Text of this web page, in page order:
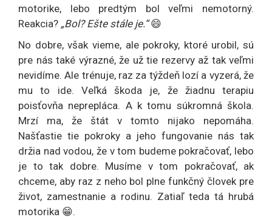
motorike, lebo predtým bol veľmi nemotorný.
Reakcia? „Bol? Ešte stále je.“😄
No dobre, však vieme, ale pokroky, ktoré urobil, sú
pre nás také výrazné, že už tie rezervy až tak veľmi
nevidíme. Ale trénuje, raz za týždeň lozí a vyzerá, že
mu to ide. Veľká škoda je, že žiadnu terapiu
poisťovňa neprepláca. A k tomu súkromná škola.
Mrzí ma, že štát v tomto nijako nepomáha.
Našťastie tie pokroky a jeho fungovanie nás tak
držia nad vodou, že v tom budeme pokračovať, lebo
je to tak dobre. Musíme v tom pokračovať, ak
chceme, aby raz z neho bol plne funkčný človek pre
život, zamestnanie a rodinu. Zatiaľ teda tá hrubá
motorika 😁.